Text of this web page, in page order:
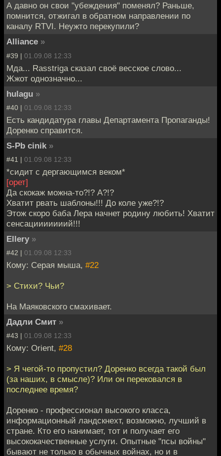
А давно он свои "убеждения" поменял? Раньше,
помнится, отжигал в обратном направлении по
каналу RTVI. Неужто перекупили?
Alliance »
#39 | 01.09.08 12:33
Мда... Rasstriga сказал своё весское слово...
Жжот однозначно...
hulagu »
#40 | 01.09.08 12:33
Есть кандидатура главы Департамента Пропаганды!
Доренко справится.
S-Pb cinik »
#41 | 01.09.08 12:33
*сидит с дергающимся веком*
[орет]
Да скокаж можна-то?!? А?!?
Хватит рвать шаблоны!!! До коле уже?!?
Этож скоро баба Лера начнет родину любить! Хватит
сенсацииииииий!!!
Ellery »
#42 | 01.09.08 12:33
Кому: Серая мыша, #22
> Стихи? Чьи?
На Маяковского смахивает.
Дадли Смит »
#43 | 01.09.08 12:33
Кому: Orient, #28
> Я чегой-то пропустил? Доренко всегда такой был
(за наших, в смысле)? Или он перековался в
последнее время?
Доренко - профессионал высокого класса,
информационный ландскнехт, возможно, лучший в
стране. Кто его нанимает, тот и получает его
высококачественные услуги. Опытные "псы войны"
бывают не только в обычных войнах, но и в